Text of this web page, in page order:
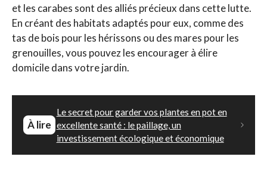
et les carabes sont des alliés précieux dans cette lutte.
En créant des habitats adaptés pour eux, comme des
tas de bois pour les hérissons ou des mares pour les
grenouilles, vous pouvez les encourager à élire
domicile dans votre jardin.
À lire
Le secret pour garder vos plantes en pot en
excellente santé : le paillage, un
investissement écologique et économique